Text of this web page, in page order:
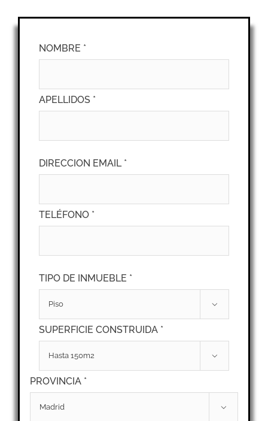
NOMBRE *
APELLIDOS *
DIRECCION EMAIL *
TELÉFONO *
TIPO DE INMUEBLE *

SUPERFICIE CONSTRUIDA *

PROVINCIA *
